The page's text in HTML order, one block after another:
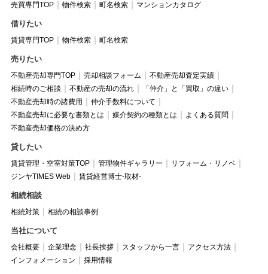
売買専門TOP 物件検索 町名検索 マンションカタログ
借りたい
賃貸専門TOP 物件検索 町名検索
売りたい
不動産売却専門TOP 売却相談フォーム
不動産売却査定実績
相続時のご相談
不動産の売却の流れ
「仲介」と「買取」の違い
不動産売却時の諸費用
仲介手数料について
不動産売却に必要な書類とは
媒介契約の種類とは
よくある質問
不動産売却価格の決め方
貸したい
賃貸管理・空室対策TOP 管理物件ギャラリー
リフォーム・リノベ
ジンヤTIMES Web
賃貸経営博士-取材-
相続相談
相続対策 相続の相談事例
当社について
会社概要 企業理念 社長挨拶 スタッフから一言
アクセス方法
インフォメーション
採用情報